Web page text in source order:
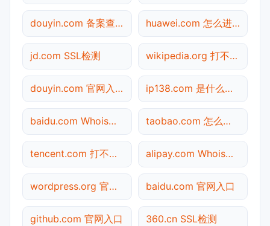
douyin.com 备案查询 huawei.com 怎么进入
jd.com SSL检测 wikipedia.org 打不开检测
douyin.com 官网入口 ip138.com 是什么网站
baidu.com Whois查询 taobao.com 怎么进入
tencent.com 打不开检测 alipay.com Whois查询
wordpress.org 官网入口 baidu.com 官网入口
github.com 官网入口 360.cn SSL检测